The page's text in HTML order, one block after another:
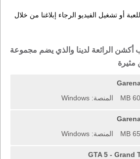
أو تشغيل الفيديو الرجاء إبلاغنا من خلال
أكشن الرائعة لدينا والذي يضم مجموعة
مثيرة
المنصة: Windows
المنصة: Windows
GTA 5 - Grand